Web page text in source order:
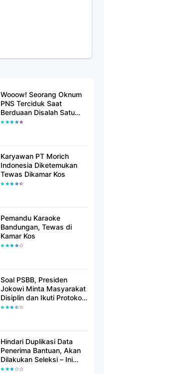
Wooow! Seorang Oknum
PNS Terciduk Saat
Berduaan Disalah Satu
Kamar Hotel Salatiga
Karyawan PT Morich
Indonesia Diketemukan
Tewas Dikamar Kos
Pemandu Karaoke
Bandungan, Tewas di
Kamar Kos
Soal PSBB, Presiden
Jokowi Minta Masyarakat
Disiplin dan Ikuti Protokol
Kesehatan
Hindari Duplikasi Data
Penerima Bantuan, Akan
Dilakukan Seleksi – Ini
Penjelasanya